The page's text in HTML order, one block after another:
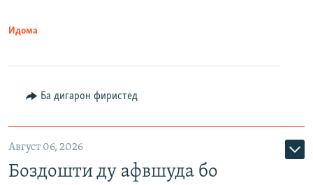
Идома
Ба дигарон фиристед
Август 06, 2026
Боздошти ду афвшуда бо